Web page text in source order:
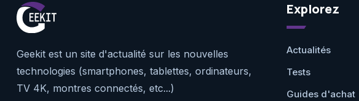
Geekit est un site d'actualité sur les nouvelles
technologies (smartphones, tablettes, ordinateurs,
TV 4K, montres connectés, etc...)
Explorez
Actualités
Tests
Guides d'achat